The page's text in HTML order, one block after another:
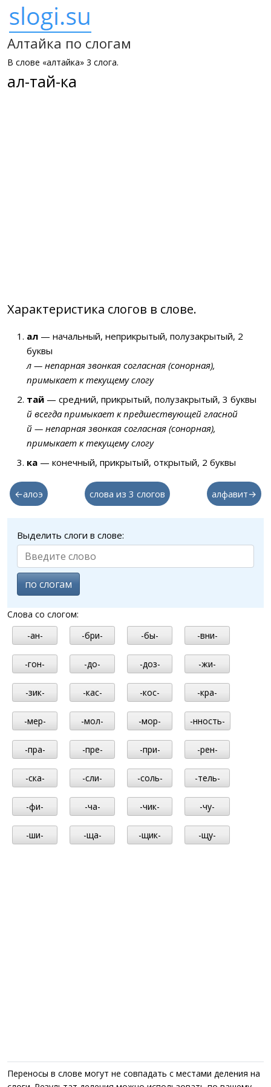
Алтайка по слогам
В слове «алтайка» 3 слога.
ал-тай-ка
Характеристика слогов в слове.
ал — начальный, неприкрытый, полузакрытый, 2
буквы
л — непарная звонкая согласная (сонорная),
примыкает к текущему слогу
тай — средний, прикрытый, полузакрытый, 3 буквы
й всегда примыкает к предшествующей гласной
й — непарная звонкая согласная (сонорная),
примыкает к текущему слогу
ка — конечный, прикрытый, открытый, 2 буквы
←алоэ слова из 3 слогов алфавит→
Выделить слоги в слове:
по слогам
Слова со слогом:
-ан-
-бри- -бы- -вни-
-гон- -до- -доз- -жи-
-зик- -кас- -кос- -кра-
-мер- -мол- -мор- -нность-
-пра- -пре- -при- -рен-
-ска- -сли- -соль- -тель-
-фи- -ча- -чик- -чу-
-ши- -ща- -щик- -щу-
Переносы в слове могут не совпадать с местами деления на